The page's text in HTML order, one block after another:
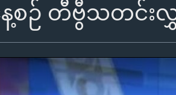
စဉ် တီဗွီသတင်းလွှာ